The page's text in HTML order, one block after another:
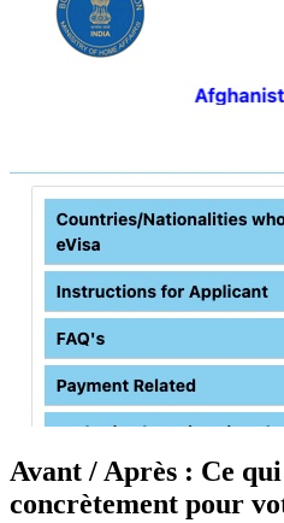
Avant / Après : Ce
concrètement pour